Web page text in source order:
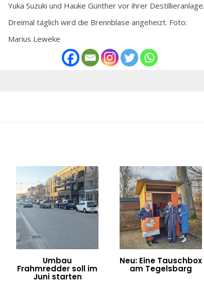
Yuka Suzuki und Hauke Günther vor ihrer Destillieranlage.
Dreimal täglich wird die Brennblase angeheizt. Foto:
Marius Leweke
Umbau
Frahmredder soll im
Juni starten
Neu: Eine Tauschbox
am Tegelsbarg